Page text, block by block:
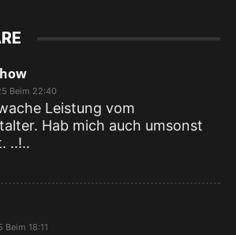
Beim 22:40
Leistung vom
Hab mich auch umsonst
..!..
Beim 18:11